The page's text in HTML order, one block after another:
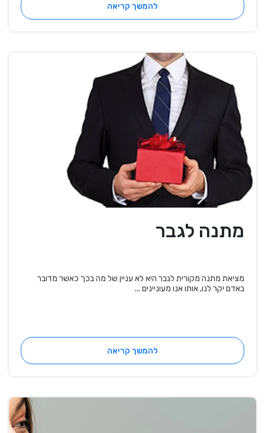
להמשך קריאה
מתנה לגבר
מציאת מתנה מקורית לגבר היא לא עניין של מה בכך כאשר מדובר
באדם יקר לנו, אותו אנו מעוניינים ...
להמשך קריאה